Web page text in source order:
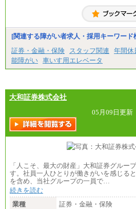
（1) 総合職 （院了）月
月給245,000円～（※1）
(2) エリア総合職 月給
(3) アシスタントスタッ
（※2）
※１ 試用期間６か月（
なし）
※２ 勤務地により異な
[関連する障がい者求人・採用キーワード
証券・金融・保険
スタッフ関連 年間休
能障がい 車いす用エレベータ
大和証券株式会社
05月09日更新
「人こそ、最大の財産」大和証券グルー
す。社員一人ひとりが働きがいを感じる
を含め、当社グループの一員で…
続きを読む
業種
証券・金融・保険